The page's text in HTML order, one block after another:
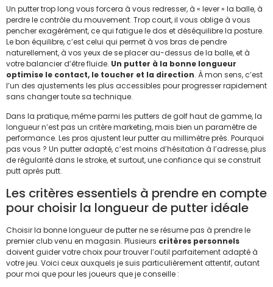
Un putter trop long vous forcera à vous redresser, à « lever » la balle, à
perdre le contrôle du mouvement. Trop court, il vous oblige à vous
pencher exagérément, ce qui fatigue le dos et déséquilibre la posture.
Le bon équilibre, c’est celui qui permet à vos bras de pendre
naturellement, à vos yeux de se placer au-dessus de la balle, et à
votre balancier d’être fluide. Un putter à la bonne longueur
optimise le contact, le toucher et la direction. À mon sens, c’est
l’un des ajustements les plus accessibles pour progresser rapidement
sans changer toute sa technique.
Dans la pratique, même parmi les putters de golf haut de gamme, la
longueur n’est pas un critère marketing, mais bien un paramètre de
performance. Les pros ajustent leur putter au millimètre près. Pourquoi
pas vous ? Un putter adapté, c’est moins d’hésitation à l’adresse, plus
de régularité dans le stroke, et surtout, une confiance qui se construit
putt après putt.
Les critères essentiels à prendre en compte
pour choisir la longueur de putter idéale
Choisir la bonne longueur de putter ne se résume pas à prendre le
premier club venu en magasin. Plusieurs critères personnels
doivent guider votre choix pour trouver l’outil parfaitement adapté à
votre jeu. Voici ceux auxquels je suis particulièrement attentif, autant
pour moi que pour les joueurs que je conseille :